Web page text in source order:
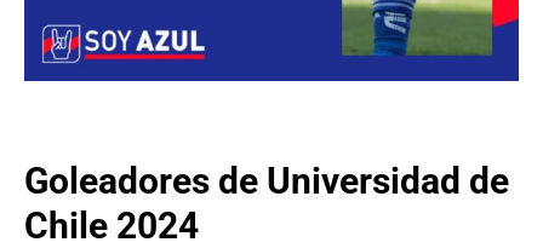
Goleadores de Universidad de
Chile 2024